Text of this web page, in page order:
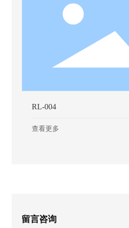
RL-004
查看更多
留言咨询